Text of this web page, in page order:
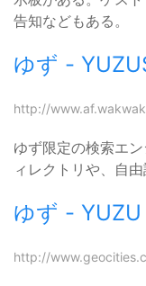
告知などもある。
ゆず -
http://
ゆず限定の検索エ
ィレクトリや、自
ゆず - YUZU
http://